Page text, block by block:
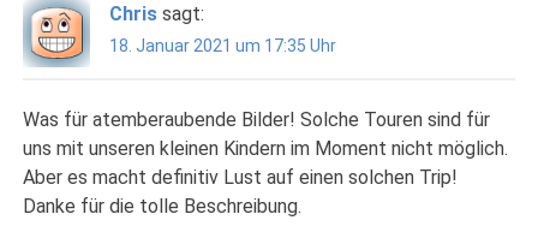
Chris sagt:
18. Januar 2021 um 17:35 Uhr
Was für atemberaubende Bilder! Solche Touren sind für
uns mit unseren kleinen Kindern im Moment nicht möglich.
Aber es macht definitiv Lust auf einen solchen Trip!
Danke für die tolle Beschreibung.